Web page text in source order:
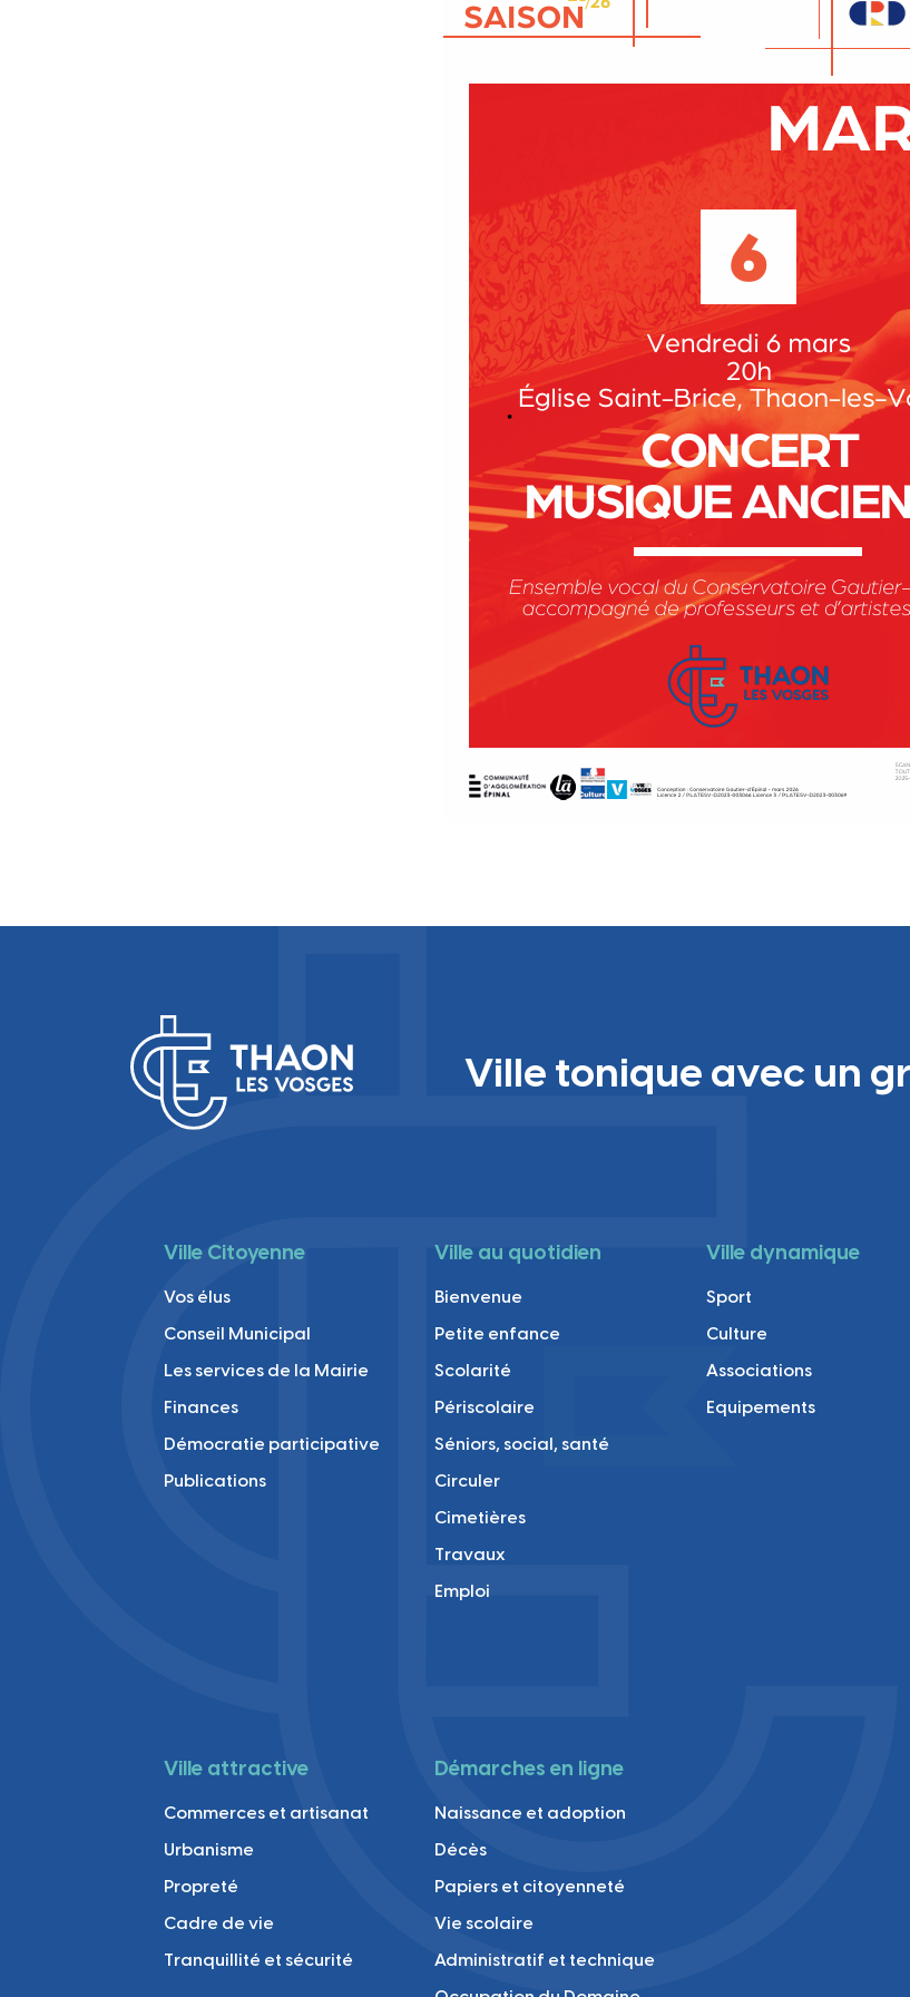
Ville tonique avec un
Ville Citoyenne
Vos élus
Conseil Municipal
Les services de la Mairie
Finances
Démocratie participative
Publications
Ville au quotidien
Bienvenue
Petite enfance
Scolarité
Périscolaire
Séniors, social, santé
Circuler
Cimetières
Travaux
Emploi
Ville dynamique
Sport
Culture
Associations
Equipements
Ville attractive
Commerces et artisanat
Urbanisme
Propreté
Cadre de vie
Tranquillité et sécurité
Démarches en ligne
Naissance et adoption
Décès
Papiers et citoyenneté
Vie scolaire
Administratif et technique